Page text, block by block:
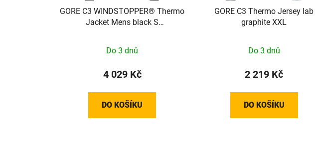
GORE C3 WINDSTOPPER® Thermo
Jacket Mens black S
Do 3 dnů
4 029 Kč
DO KOŠÍKU
GORE C3 Thermo Jersey lab
graphite XXL
Do 3 dnů
2 219 Kč
DO KOŠÍKU